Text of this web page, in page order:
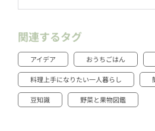
関連するタグ
アイデア おうちごはん
料理上手になりたい一人暮らし
豆知識 野菜と果物図鑑